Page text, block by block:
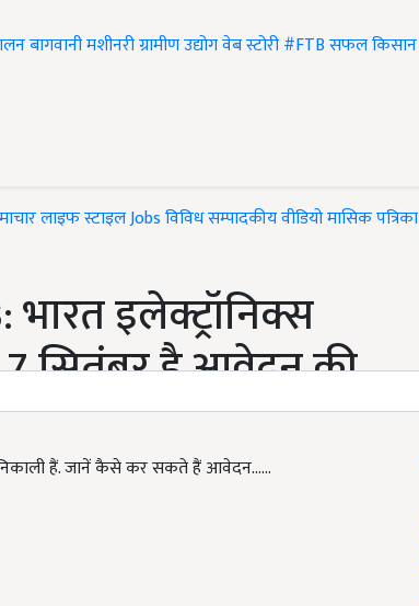
बागवानीमशीनरीग्रामीण उद्योगवेब स्टोरी#FTBसफल किसान
लाइफ स्टाइलJobsविविधसम्पादकीयवीडियोमासिक पत्रिका
इलेक्ट्रॉनिक्स
7 सितंबर है आवेदन की
निकाली हैं. जानें कैसे कर सकते हैं आवेदन……